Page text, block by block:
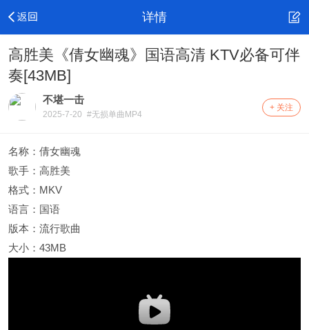
详情
高胜美《倩女幽魂》国语高清 KTV必备可伴
奏[43MB]
不堪一击
2025-7-20 #无损单曲MP4
+ 关注
名称：倩女幽魂
歌手：高胜美
格式：MKV
语言：国语
版本：流行歌曲
大小：43MB